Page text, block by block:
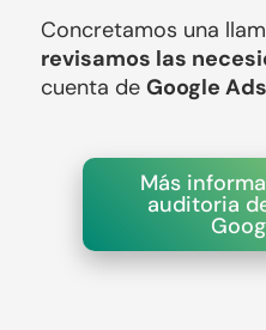
revisamos las
cuenta de Google Ads
Más
auditoria